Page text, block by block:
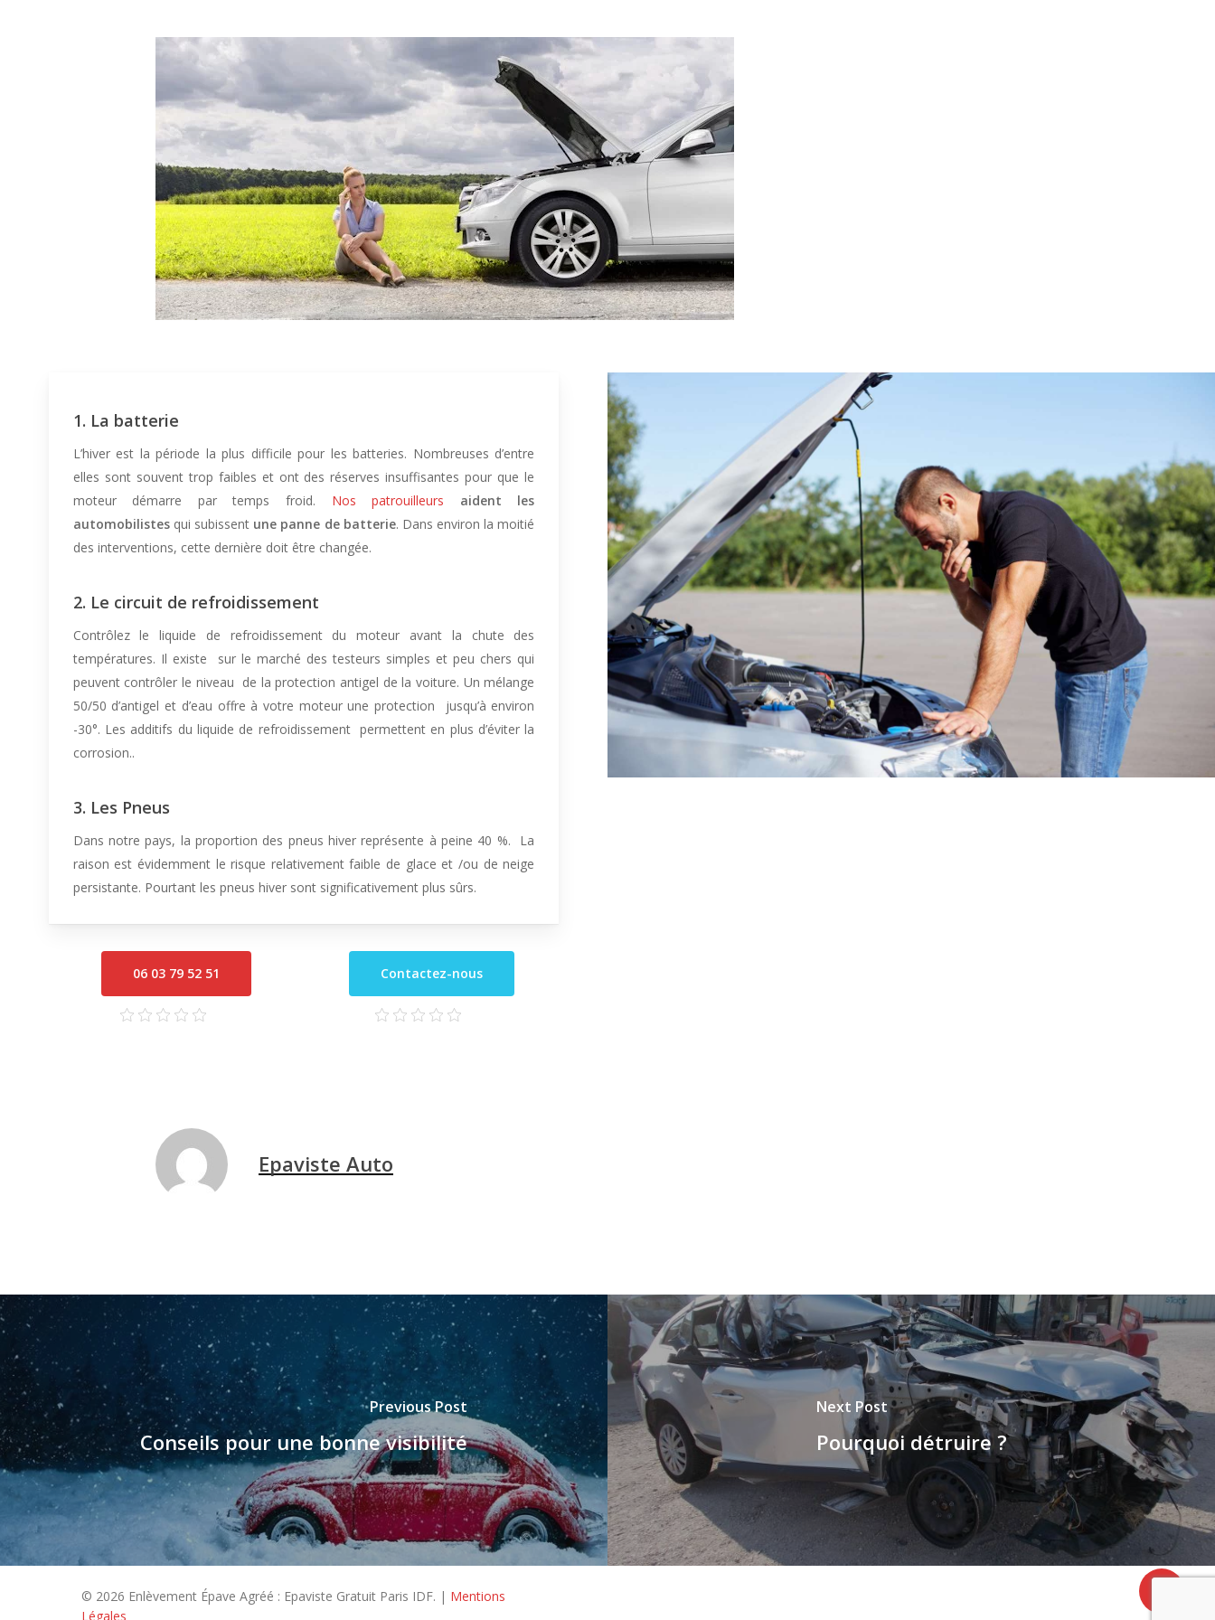
1. La batterie
L’hiver est la période la plus difficile pour les batteries. Nombreuses d’entre
elles sont souvent trop faibles et ont des réserves insuffisantes pour que le
moteur démarre par temps froid. Nos patrouilleurs
aident les
automobilistesqui subissent une panne de batterie. Dans environ la moitié
des interventions, cette dernière doit être changée.
2. Le circuit de refroidissement
Contrôlez le liquide de refroidissement du moteur avant la chute des
températures. Il existe sur le marché des testeurs simples et peu chers qui
peuvent contrôler le niveau de la protection antigel de la voiture. Un mélange
50/50 d’antigel et d’eau offre à votre moteur une protection jusqu’à environ
-30°. Les additifs du liquide de refroidissement permettent en plus d’éviter la
corrosion..
3. Les Pneus
Dans notre pays, la proportion des pneus hiver représente à peine 40 %. La
raison est évidemment le risque relativement faible de glace et /ou de neige
persistante. Pourtant les pneus hiver sont significativement plus sûrs.
06 03 79 52 51 Contactez-nous
Epaviste Auto
Previous Post
Conseils pour une bonne visibilité
Next Post
Pourquoi détruire ?
© 2026 Enlèvement Épave Agréé : Epaviste Gratuit Paris IDF. | Mentions
Légales